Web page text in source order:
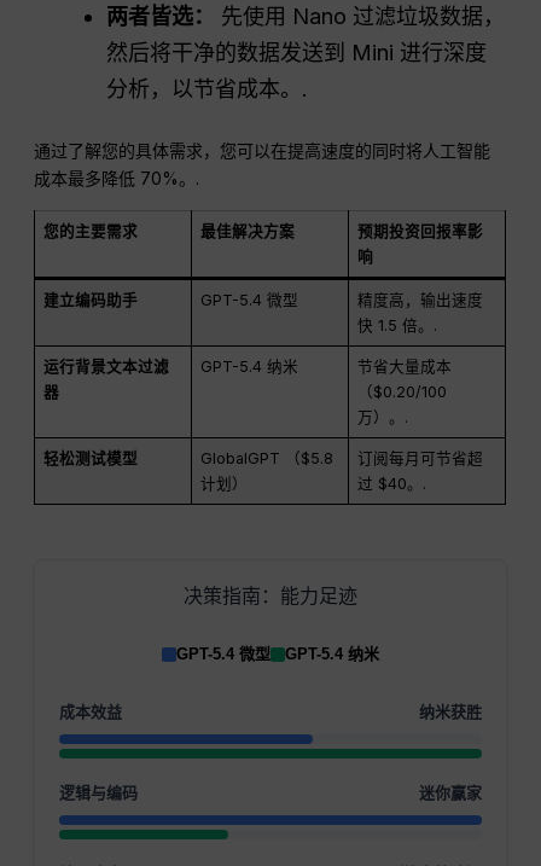
两者皆选：
先使用 Nano 过滤垃圾数据，
然后将干净的数据发送到 Mini 进行深度
分析，以节省成本。.
通过了解您的具体需求，您可以在提高速度的同时将人工智能
成本最多降低 70%。.
您的主要需求 最佳解决方案
预期投资回报率影
响
建立编码助手 GPT-5.4 微型
精度高，输出速度
快 1.5 倍。.
运行背景文本过滤
器
GPT-5.4 纳米
节省大量成本
（$0.20/100
万）。.
轻松测试模型
GlobalGPT （$5.8
计划）
订阅每月可节省超
过 $40。.
决策指南：能力足迹
GPT-5.4 微型 GPT-5.4 纳米
成本效益 纳米获胜
逻辑与编码 迷你赢家